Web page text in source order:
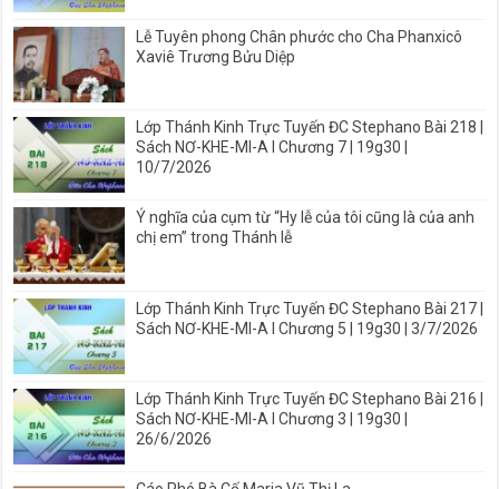
Lễ Tuyên phong Chân phước cho Cha Phanxicô
Xaviê Trương Bửu Diệp
Lớp Thánh Kinh Trực Tuyến ĐC Stephano Bài 218 |
Sách NƠ-KHE-MI-A I Chương 7 | 19g30 |
10/7/2026
Ý nghĩa của cụm từ “Hy lễ của tôi cũng là của anh
chị em” trong Thánh lễ
Lớp Thánh Kinh Trực Tuyến ĐC Stephano Bài 217 |
Sách NƠ-KHE-MI-A I Chương 5 | 19g30 | 3/7/2026
Lớp Thánh Kinh Trực Tuyến ĐC Stephano Bài 216 |
Sách NƠ-KHE-MI-A I Chương 3 | 19g30 |
26/6/2026